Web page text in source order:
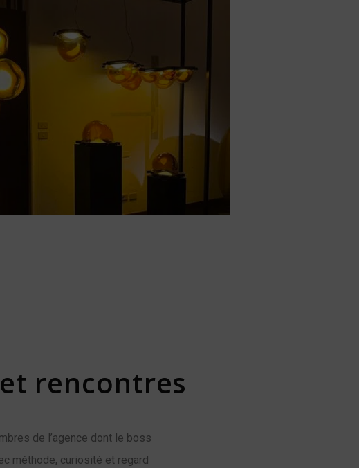
rencontres
de l’agence dont le boss
méthode, curiosité et regard